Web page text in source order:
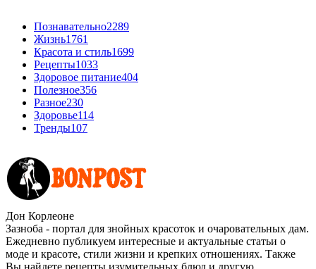
Познавательно2289
Жизнь1761
Красота и стиль1699
Рецепты1033
Здоровое питание404
Полезное356
Разное230
Здоровье114
Тренды107
Дон Корлеоне
Зазноба - портал для знойных красоток и очаровательных дам.
Ежедневно публикуем интересные и актуальные статьи о
моде и красоте, стили жизни и крепких отношениях. Также
Вы найдете рецепты изумительных блюд и другую